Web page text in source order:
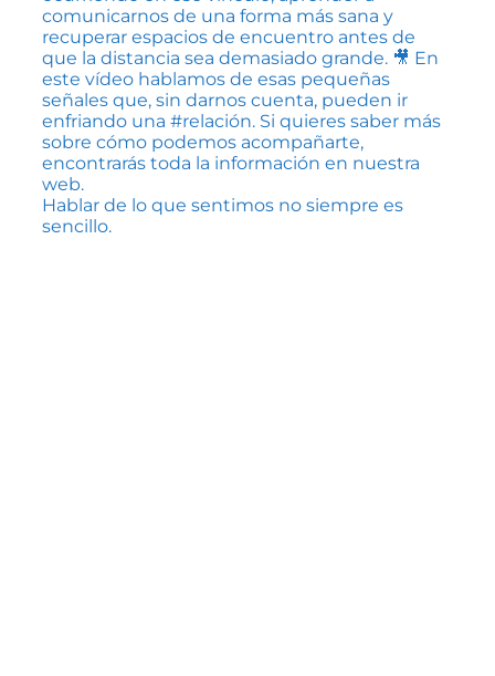
Hablar de lo que sentimos no siempre es
sencillo.